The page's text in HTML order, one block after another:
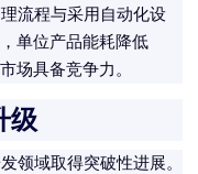
流程与采用自动化设
单位产品能耗降低
场具备竞争力。
级
领域取得突破性进展。